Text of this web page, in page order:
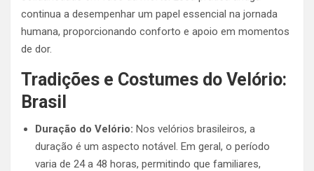
continua a desempenhar um papel essencial na jornada
humana, proporcionando conforto e apoio em momentos
de dor.
Tradições e Costumes do Velório:
Brasil
Duração do Velório: Nos velórios brasileiros, a
duração é um aspecto notável. Em geral, o período
varia de 24 a 48 horas, permitindo que familiares,